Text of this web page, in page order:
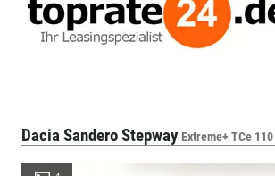
Dacia Sandero StepwayExtreme+ TCe 110